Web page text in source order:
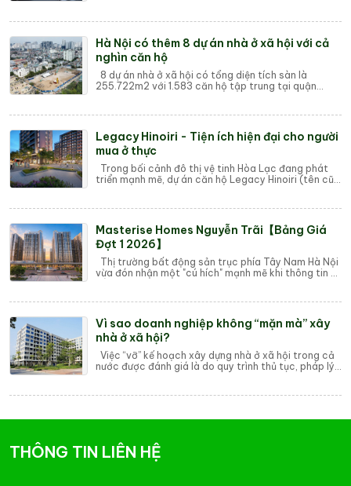
Hà Nội có thêm 8 dự án nhà ở xã hội với cả
nghìn căn hộ
8 dự án nhà ở xã hội có tổng diện tích sàn là
255.722m2 với 1.583 căn hộ tập trung tại quận
Legacy Hinoiri - Tiện ích hiện đại cho người
mua ở thực
Trong bối cảnh đô thị vệ tinh Hòa Lạc đang phát
triển mạnh mẽ, dự án căn hộ Legacy Hinoiri (tên cũ
Masterise Homes Nguyễn Trãi【Bảng Giá
Đợt 1 2026】
Thị trường bất động sản trục phía Tây Nam Hà Nội
vừa đón nhận một "cú hích" mạnh mẽ khi thông tin về
Vì sao doanh nghiệp không “mặn mà” xây
nhà ở xã hội?
Việc “vỡ” kế hoạch xây dựng nhà ở xã hội trong cả
nước được đánh giá là do quy trình thủ tục, pháp lý
THÔNG TIN LIÊN HỆ